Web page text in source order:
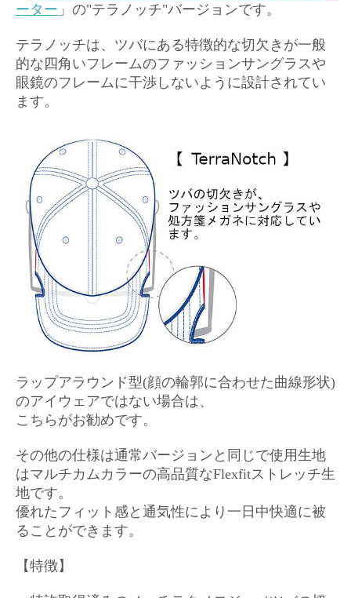
ーター 」の"テラノッチ"バージョンです。
テラノッチは、ツバにある特徴的な切欠きが一般
的な四角いフレームのファッションサングラスや
眼鏡のフレームに干渉しないように設計されてい
ます。
ラップアラウンド型(顔の輪郭に合わせた曲線形状)
のアイウェアではない場合は、
こちらがお勧めです。
その他の仕様は通常バージョンと同じで使用生地
はマルチカムカラーの高品質なFlexfitストレッチ生
地です。
優れたフィット感と通気性により一日中快適に被
ることができます。
【特徴】